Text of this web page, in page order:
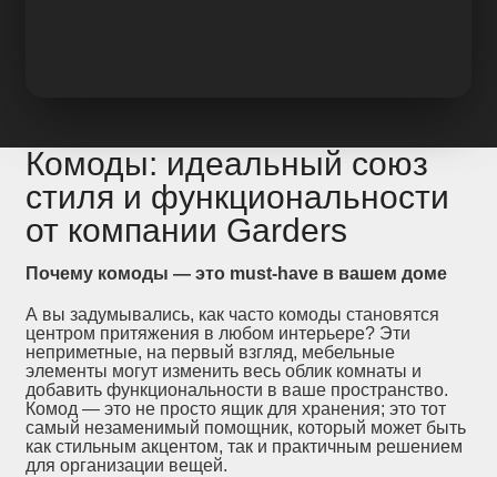
Комоды: идеальный союз
стиля и функциональности
от компании Garders
Почему комоды — это must-have в вашем доме
А вы задумывались, как часто комоды становятся
центром притяжения в любом интерьере? Эти
неприметные, на первый взгляд, мебельные
элементы могут изменить весь облик комнаты и
добавить функциональности в ваше пространство.
Комод — это не просто ящик для хранения; это тот
самый незаменимый помощник, который может быть
как стильным акцентом, так и практичным решением
для организации вещей.